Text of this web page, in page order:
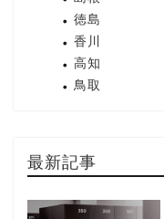
徳島
香川
高知
鳥取
最新記事